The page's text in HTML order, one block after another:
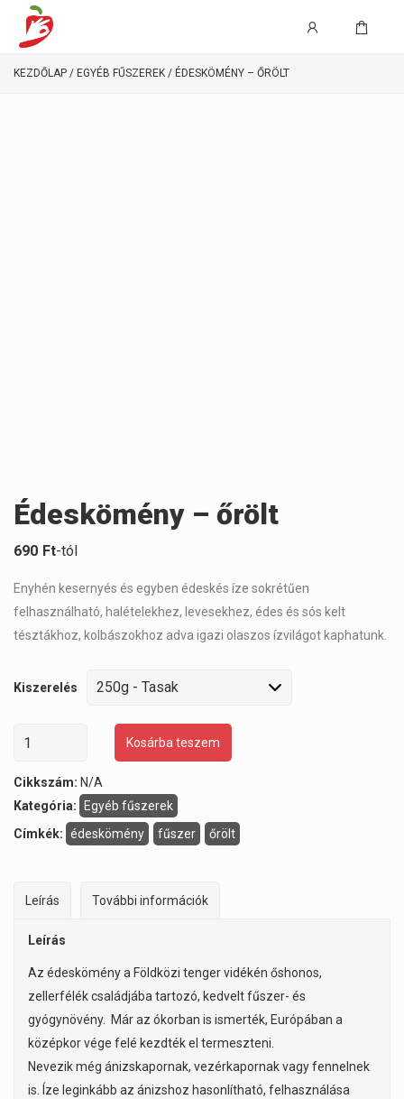
KEZDŐLAP / EGYÉB FŰSZEREK / ÉDESKÖMÉNY – ŐRÖLT
Édeskömény – őrölt
690 Ft-tól
Enyhén kesernyés és egyben édeskés íze sokrétűen
felhasználható, halételekhez, levesekhez, édes és sós kelt
tésztákhoz, kolbászokhoz adva igazi olaszos ízvilágot kaphatunk.
Kiszerelés
Kosárba teszem
Cikkszám: N/A
Kategória:
Egyéb fűszerek
Címkék: édeskömény fűszer őrölt
Leírás További információk
Leírás
Az édeskömény a Földközi tenger vidékén őshonos,
zellerfélék családjába tartozó, kedvelt fűszer- és
gyógynövény. Már az ókorban is ismerték, Európában a
középkor vége felé kezdték el termeszteni.
Nevezik még ánizskapornak, vezérkapornak vagy fennelnek
is. Íze leginkább az ánizshoz hasonlítható, felhasználása